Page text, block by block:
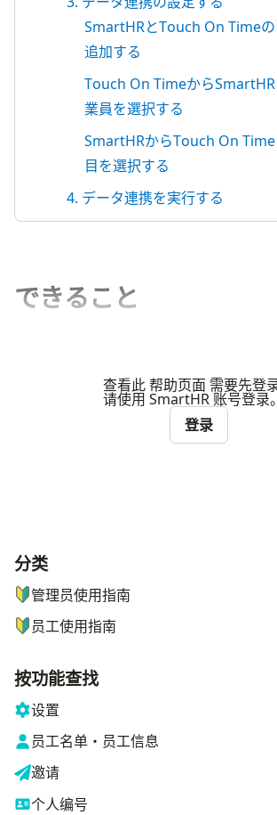
SmartHRとTouch On Time
追加する
Touch On Timeから
業員を選択する
SmartHRからTouch On
目を選択する
4. データ連携を実行する
できること
查看此 帮助页面 需要先登录
请使用 SmartHR 账号登录。
登录
ナビゲーションメニュー
分类
管理员使用指南
员工使用指南
按功能查找
设置
员工名单・员工信息
邀请
个人编号